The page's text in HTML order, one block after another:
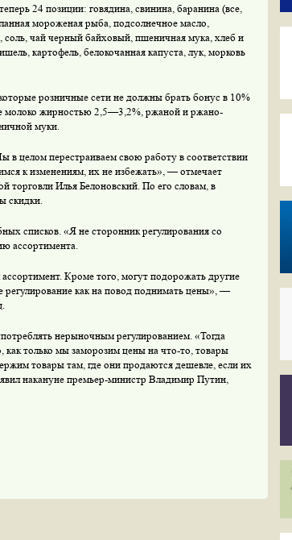
24 позиции: говядина, свинина, баранина (все,
мороженая рыба, подсолнечное масло,
чай черный байховый, пшеничная мука, хлеб и
картофель, белокочанная капуста, лук, морковь
розничные сети не должны брать бонус в 10%
молоко жирностью 2,5—3,2%, ржаной и ржано-
муки.
целом перестраиваем свою работу в соответствии
к изменениям, их не избежать», — отмечает
торговли Илья Белоновский. По его словам, в
скидки.
списков. «Я не сторонник регулирования со
ассортимента.
Кроме того, могут подорожать другие
регулирование как на повод поднимать цены», —
нерыночным регулированием. «Тогда
только мы заморозим цены на что-то, товары
товары там, где они продаются дешевле, если их
накануне премьер-министр Владимир Путин,